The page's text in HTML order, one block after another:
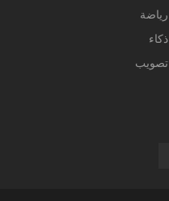
رياضة
ذكاء
تصويب